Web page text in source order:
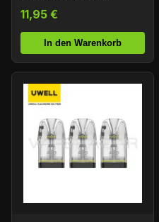
11,95 €
In den Warenkorb